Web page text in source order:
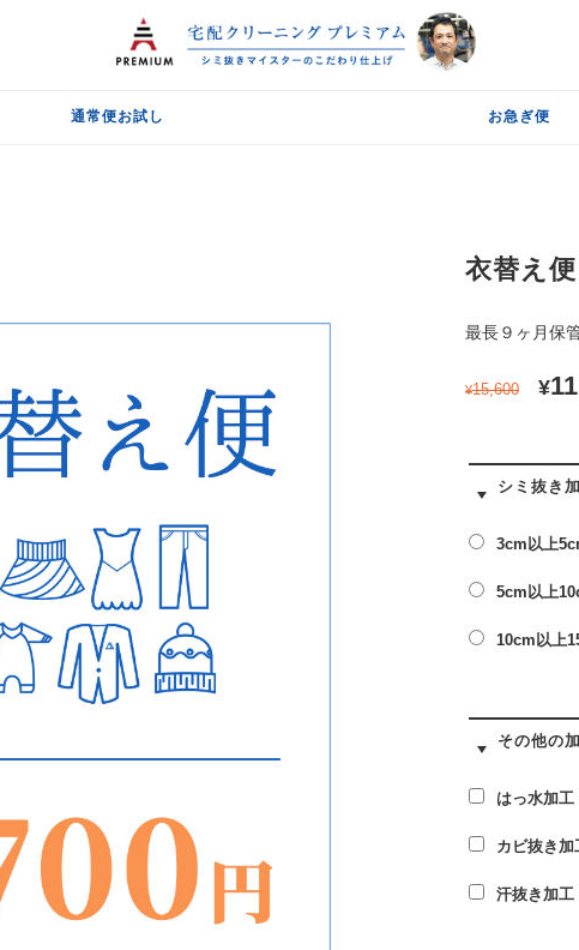
通常便お試し お急ぎ便
衣替え
最長９ヶ月保
¥15,600 ¥
シミ抜き
3cm以上
5cm以上
10cm以上
その他の
はっ水加工
カビ抜き加
汗抜き加工